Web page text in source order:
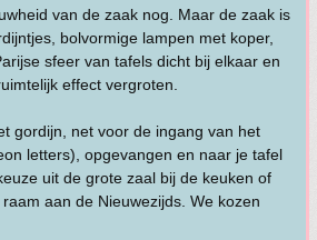
van de zaak nog. Maar de zaak is
bolvormige lampen met koper,
sfeer van tafels dicht bij elkaar en
effect vergroten.
gordijn, net voor de ingang van het
letters), opgevangen en naar je tafel
uit de grote zaal bij de keuken of
aan de Nieuwezijds. We kozen